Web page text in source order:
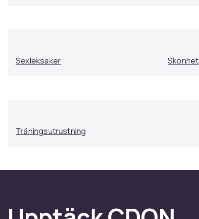
Sexleksaker Skönhet
Träningsutrustning